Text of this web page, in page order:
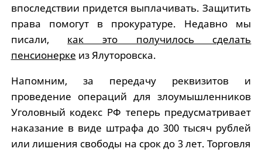
впоследствии придется выплачивать. Защитить
права помогут в прокуратуре. Недавно мы
писали, как это получилось сделать
пенсионерке из Ялуторовска.
Напомним, за передачу реквизитов и
проведение операций для злоумышленников
Уголовный кодекс РФ теперь предусматривает
наказание в виде штрафа до 300 тысяч рублей
или лишения свободы на срок до 3 лет. Торговля